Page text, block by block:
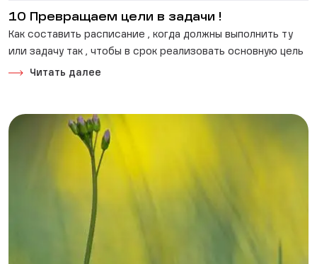
10 Превращаем цели в задачи !
Как составить расписание , когда должны выполнить ту
или задачу так , чтобы в срок реализовать основную цель
Читать далее